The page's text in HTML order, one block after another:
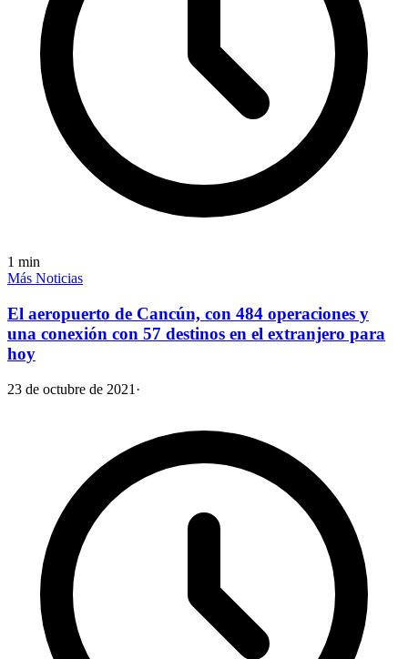
1 min
Más Noticias
El aeropuerto de Cancún, con 484 operaciones y
una conexión con 57 destinos en el extranjero para
hoy
23 de octubre de 2021 ·